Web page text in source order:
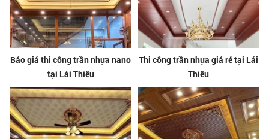
Báo giá thi công trần nhựa nano
tại Lái Thiêu
Thi công trần nhựa giá rẻ tại Lái
Thiêu